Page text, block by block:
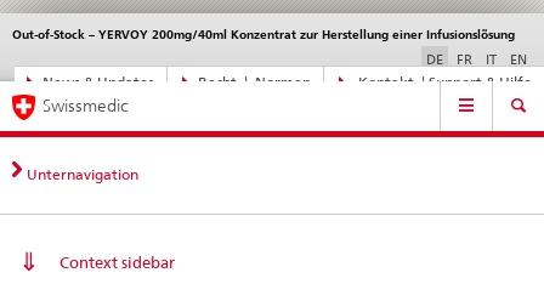
Direktnavigation
News,
Rechtsgrundlagen,
News & Updates Recht | Normen Kontakt | Support & Hilfe
Out-of-Stock – YERVOY 200mg/40ml Konzentrat zur Herstellung einer Infusionslösung
Sprachwahl
DE FR IT EN
Service
Hauptnavigation
Swissmedic
Unternavigation
Context sidebar